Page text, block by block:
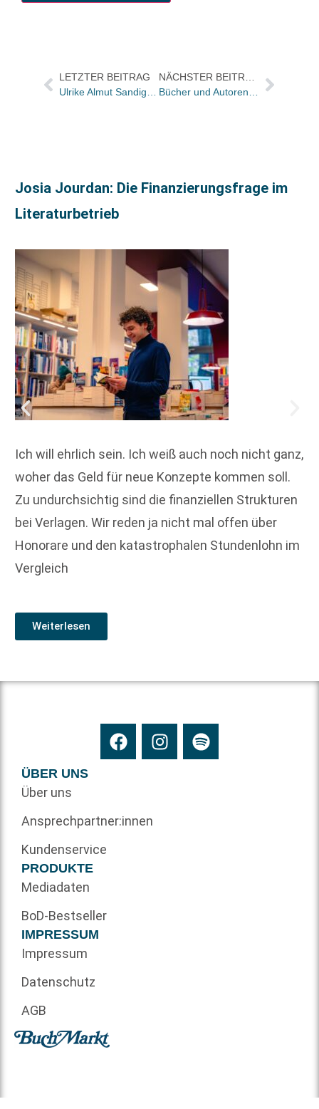
LETZTER BEITRAG
Josia Jourdan: Die Finanzierungsfrage im
Literaturbetrieb
Ich will ehrlich sein. Ich weiß auch noch nicht ganz,
woher das Geld für neue Konzepte kommen soll.
Zu undurchsichtig sind die finanziellen Strukturen
bei Verlagen. Wir reden ja nicht mal offen über
Honorare und den katastrophalen Stundenlohn im
Vergleich
Weiterlesen
ÜBER UNS
Über uns
Ansprechpartner:innen
Kundenservice
PRODUKTE
Mediadaten
BoD-Bestseller
IMPRESSUM
Impressum
Datenschutz
AGB